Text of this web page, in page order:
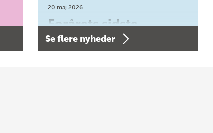
20 maj 2026
Forårets sidste
Bogtorsdag 11. juni
Se flere nyheder